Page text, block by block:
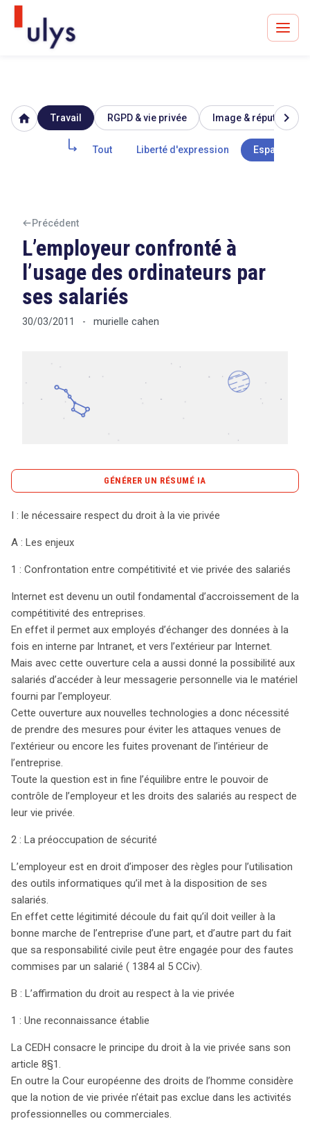
Avocats à Paris & Bruxelles
Leader en droit de l'innovation depuis 30 ans
Tout sur le droit de l'innovation
home Travail RGPD & vie privée Image & réputation
Tout Liberté d'expression Espace
chevron_right
Précédent
L’employeur confronté à
l’usage des ordinateurs par
ses salariés
30/03/2011 - murielle cahen
GÉNÉRER UN RÉSUMÉ IA
respect de la vie privée des salariés est un enjeu crucial
dans le monde numérique d’aujourd’hui. L’essor
informations facilement, mais cela a également ouvert
la porte à des risques de sécurité et à des violations
potentielles de leur vie privée. Les employeurs doivent
donc naviguer avec prudence entre leur droit de
contrôler l’utilisation des outils informatiques et les
droits de leurs employés. La jurisprudence, notamment à
travers l’arrêt NIKON, a affirmé que la messagerie
électronique d’un salarié est protégée par le droit au
respect de la vie privée, interdisant à l’employeur de se
servir de messages personnels pour justifier un
licenciement. Cependant, des exceptions existent,
notamment en cas de contenus inappropriés ou de
violations des règles internes. Les employeurs ont le
droit de contrôler l’utilisation des ressources
et justifié par des raisons de sécurité. La CNIL
recommande des mesures claires pour encadrer ce
contrôle, notamment à travers des chartes d’utilisation.
En somme, la mise en place de règles claires et
respectueuses des droits des salariés est essentielle
pour garantir un environnement de travail sain et
sécurisé, tout en préservant la productivité des
entreprises. L’importance d’une communication
employés ne saurait être sous-estimée.
I : le nécessaire respect du droit à la vie privée
A : Les enjeux
1 : Confrontation entre compétitivité et vie privée des salariés
Internet est devenu un outil fondamental d’accroissement de la
compétitivité des entreprises.
En effet il permet aux employés d’échanger des données à la
fois en interne par Intranet, et vers l’extérieur par Internet.
Mais avec cette ouverture cela a aussi donné la possibilité aux
salariés d’accéder à leur messagerie personnelle via le matériel
fourni par l’employeur.
Cette ouverture aux nouvelles technologies a donc nécessité
de prendre des mesures pour éviter les attaques venues de
l’extérieur ou encore les fuites provenant de l’intérieur de
l’entreprise.
Toute la question est in fine l’équilibre entre le pouvoir de
contrôle de l’employeur et les droits des salariés au respect de
leur vie privée.
2 : La préoccupation de sécurité
L’employeur est en droit d’imposer des règles pour l’utilisation
des outils informatiques qu’il met à la disposition de ses
salariés.
En effet cette légitimité découle du fait qu’il doit veiller à la
bonne marche de l’entreprise d’une part, et d’autre part du fait
que sa responsabilité civile peut être engagée pour des fautes
commises par un salarié ( 1384 al 5 CCiv).
B : L’affirmation du droit au respect à la vie privée
1 : Une reconnaissance établie
La CEDH consacre le principe du droit à la vie privée sans son
article 8§1.
En outre la Cour européenne des droits de l’homme considère
que la notion de vie privée n’était pas exclue dans les activités
professionnelles ou commerciales.